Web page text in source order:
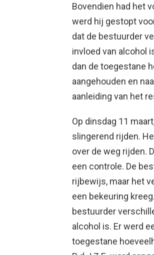
Bovendien had het
werd hij gestopt
dat de bestuurder
invloed van alcohol
dan de toegestane
aangehouden en
aanleiding van het
Op dinsdag 11
slingerend rijden.
over de weg rijden.
een controle. De
rijbewijs, maar het
een bekeuring
bestuurder
alcohol is. Er werd
toegestane